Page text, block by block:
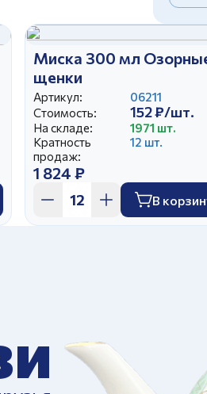
Миска 300 мл
щенки
Артикул:
06211
Стоимость:
152 ₽/шт.
На складе:
1971 шт.
Кратность
продаж:
12 шт.
1 824 ₽
В